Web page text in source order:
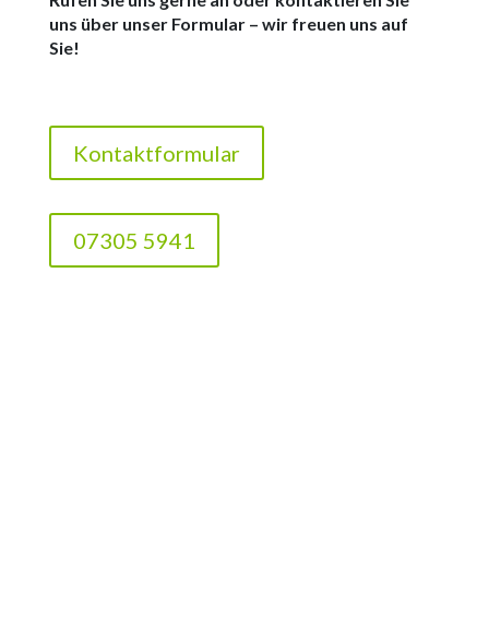
uns über unser Formular – wir freuen uns auf
Sie!
Kontaktformular
07305 5941